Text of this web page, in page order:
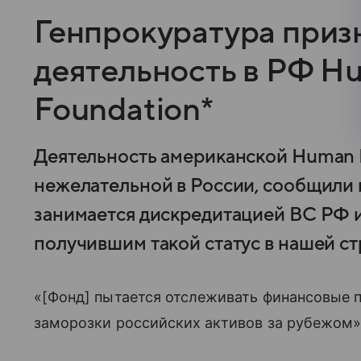
Генпрокуратура
деятельность в РФ
Foundation*
Деятельность американской
нежелательной в России, сообщили
занимается дискредитацией ВС РФ
получившим такой статус в нашей
«[Фонд] пытается отслеживать финансовые
заморозки российских активов за